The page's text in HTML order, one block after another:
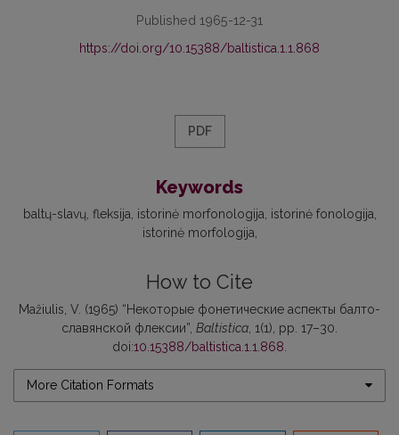
Published 1965-12-31
https://doi.org/10.15388/baltistica.1.1.868
PDF
Keywords
baltų-slavų fleksija istorinė morfonologija istorinė fonologija
istorinė morfologija
How to Cite
Mažiulis, V. (1965) “Некоторые фонетические аспекты балто-
славянской флексии”, Baltistica , 1(1), pp. 17–30.
doi:10.15388/baltistica.1.1.868
More Citation Formats